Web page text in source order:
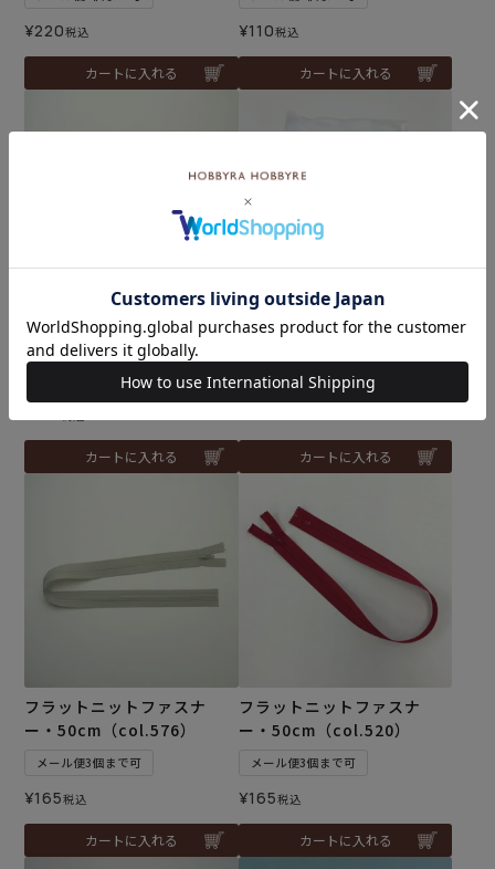
¥220税込
カートに入れる
¥110税込
カートに入れる
フラットニットファスナ
ー・20cm（col.571）
メール便3個まで可
カートに入れる
ポリエステル綿 （50g）
カートに入れる
フラットニットファスナ
ー・50cm（col.576）
メール便3個まで可
¥165税込
カートに入れる
フラットニットファスナ
ー・50cm（col.520）
メール便3個まで可
¥165税込
カートに入れる